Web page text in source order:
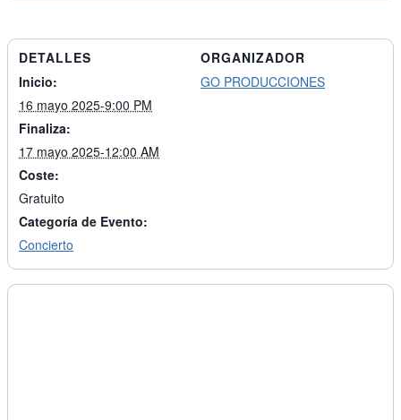
DETALLES
Inicio:
16 mayo 2025-9:00 PM
Finaliza:
17 mayo 2025-12:00 AM
Coste:
Gratuito
Categoría de Evento:
Concierto
ORGANIZADOR
GO PRODUCCIONES